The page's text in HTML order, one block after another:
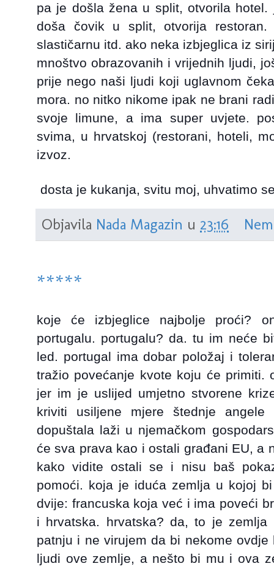
pa je došla žena u split, otvorila hotel.
doša čovik u split, otvorija restoran.
slastičarnu itd. ako neka izbjeglica iz
mnoštvo obrazovanih i vrijednih ljudi,
prije nego naši ljudi koji uglavnom
mora. no nitko nikome ipak ne brani
svoje limune, a ima super uvjete.
svima, u hrvatskoj (restorani, hoteli,
izvoz.
dosta je kukanja, svitu moj, uhvatimo
Objavila Nada Magazin u 23:16
*****
koje će izbjeglice najbolje proći?
portugalu. portugalu? da. tu im neće
led. portugal ima dobar položaj i
tražio povećanje kvote koju će primiti.
jer im je uslijed umjetno stvorene
kriviti usiljene mjere štednje
dopuštala laži u njemačkom
će sva prava kao i ostali građani EU, a
kako vidite ostali se i nisu baš
pomoći. koja je iduća zemlja u kojoj
dvije: francuska koja već i ima poveći
i hrvatska. hrvatska? da, to je
patnju i ne virujem da bi nekome
ljudi ove zemlje, a nešto bi mu i ova